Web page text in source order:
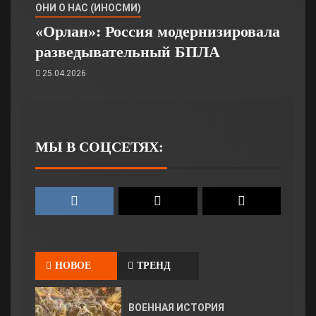
ОНИ О НАС (ИНОСМИ)
«Орлан»: Россия модернизировала
разведывательный БПЛА
25.04.2026
МЫ В СОЦСЕТЯХ:
НОВОЕ ТРЕНД
ВОЕННАЯ ИСТОРИЯ